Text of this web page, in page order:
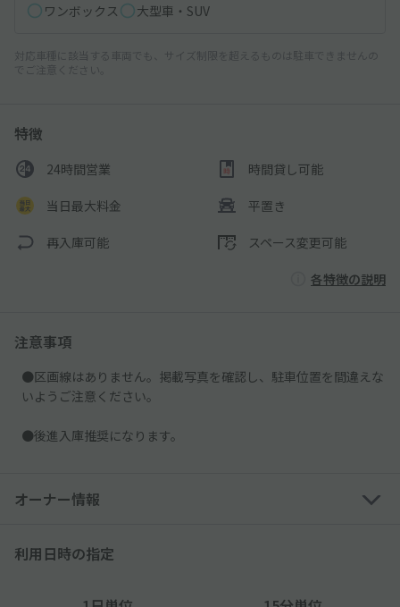
ワンボックス
大型車・SUV
対応車種に該当する車両でも、サイズ制限を超えるものは駐車できませんの
でご注意ください。
特徴
24時間営業 時間貸し可能
当日最大料金 平置き
再入庫可能 スペース変更可能
各特徴の説明
注意事項
●区画線はありません。掲載写真を確認し、駐車位置を間違えな
いようご注意ください。
●後進入庫推奨になります。
オーナー情報
利用日時の指定